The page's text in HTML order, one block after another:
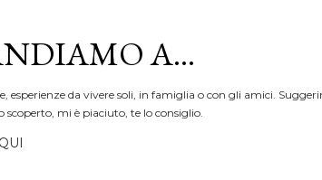
A...
esperienze da vivere soli, in famiglia o con gli amici.
scoperto, mi è piaciuto, te lo consiglio.